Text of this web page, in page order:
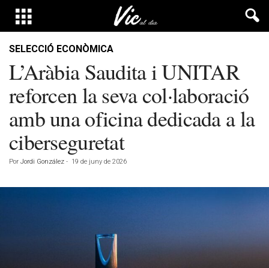
SELECCIÓ ECONÒMICA
L’Aràbia Saudita i UNITAR
reforcen la seva col·laboració
amb una oficina dedicada a la
ciberseguretat
Por Jordi González - 19 de juny de 2026